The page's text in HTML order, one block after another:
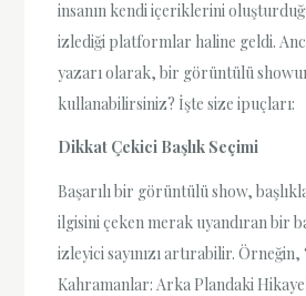
insanın kendi içeriklerini
izlediği platformlar haline geldi.
yazarı olarak, bir görüntülü
kullanabilirsiniz? İşte size ipuçları:
Dikkat Çekici Başlık Seçimi
Başarılı bir görüntülü show,
ilgisini çeken merak uyandıran bir
izleyici sayınızı artırabilir. Örneğin,
Kahramanlar: Arka Plandaki